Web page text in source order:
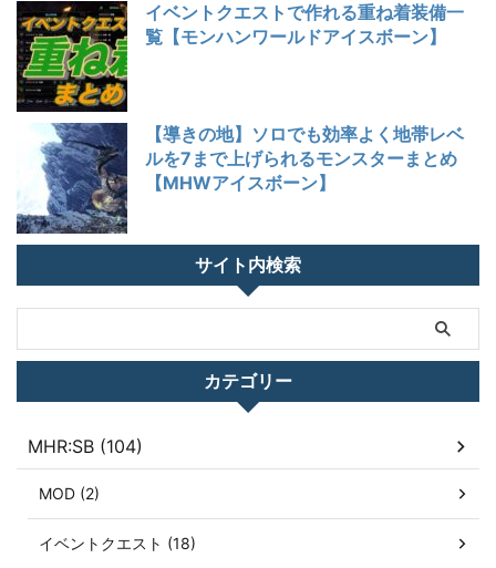
イベントクエストで作れる重ね着装備一
覧【モンハンワールドアイスボーン】
【導きの地】ソロでも効率よく地帯レベ
ルを7まで上げられるモンスターまとめ
【MHWアイスボーン】
サイト内検索
カテゴリー
MHR:SB (104)
MOD (2)
イベントクエスト (18)